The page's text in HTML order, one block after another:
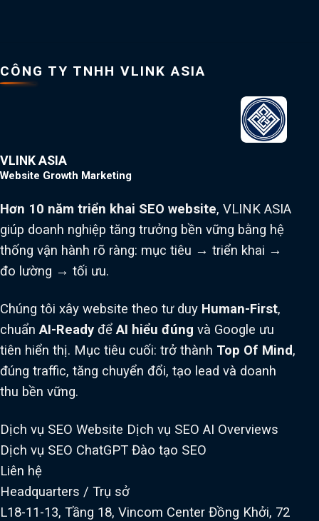
CÔNG TY TNHH VLINK ASIA
VLINK ASIA
Website Growth Marketing
Hơn 10 năm triển khai SEO website, VLINK ASIA
giúp doanh nghiệp tăng trưởng bền vững bằng hệ
thống vận hành rõ ràng: mục tiêu → triển khai →
đo lường → tối ưu.
Chúng tôi xây website theo tư duy Human-First,
chuẩnAI-Ready đểAI hiểu đúng và Google ưu
tiên hiển thị. Mục tiêu cuối: trở thành Top Of Mind,
đúng traffic, tăng chuyển đổi, tạo lead và doanh
thu bền vững.
Dịch vụ SEO Website Dịch vụ SEO AI Overviews
Dịch vụ SEO ChatGPT Đào tạo SEO
Liên hệ
Headquarters / Trụ sở
L18-11-13, Tầng 18, Vincom Center Đồng Khởi, 72